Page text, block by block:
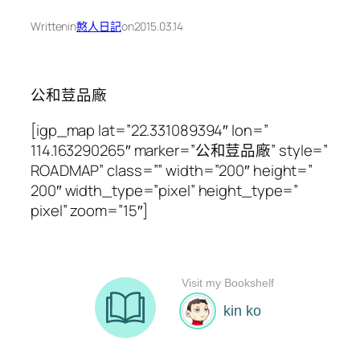
Writtenin憨人日記on2015.03.14
公和荳品廠
[igp_map lat=”22.331089394″ lon=”
114.163290265″ marker=”公和荳品廠” style=”
ROADMAP” class=”” width=”200″ height=”
200″ width_type=”pixel” height_type=”
pixel” zoom=”15″]